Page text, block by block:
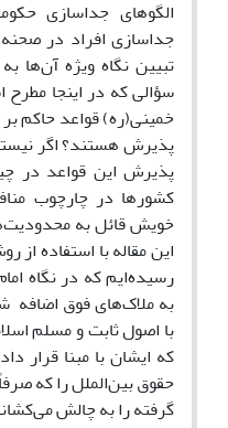
الگوهای جداسازی
جداسازی افراد در صحنه
تبیین نگاه ویژه آن‌ها
سؤالی که در اینجا
خمینی(ره) قواعد حاکم
پذیرش هستند؟ اگر
پذیرش این قواعد
کشورها در چارچوب
خویش قائل به
این مقاله با استفاده از
رسیده‌ایم که در نگاه
به ملاک‌های فوق اضافه
با اصول ثابت و مسلم
که ایشان با مبنا قرار
حقوق بین‌الملل را که
گرفته را به چالش